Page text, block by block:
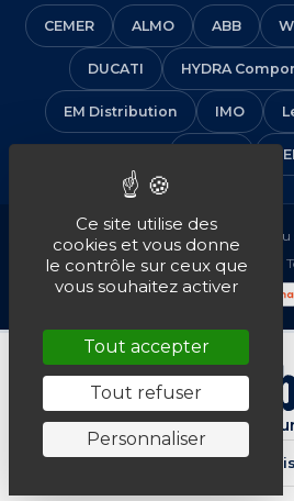
CEMER ALMO ABB
DUCATI HYDRA
EM Distribution IMO
Mentions légales Plan
© 2016-2026 EM Distribution -
Spécialiste de la machine
★★★★★4.7/5 ·
Ce site utilise des
cookies et vous donne
le contrôle sur ceux que
vous souhaitez activer
Tout accepter
Tout refuser
Personnaliser